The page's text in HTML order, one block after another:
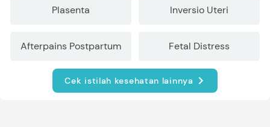
Plasenta Inversio Uteri
Afterpains Postpartum Fetal Distress
Cek istilah kesehatan lainnya